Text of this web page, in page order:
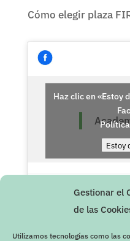
Gestionar el
de las
Utilizamos tecnologías como las
Cómo elegir plaza
Haz clic en «Estoy
Estoy